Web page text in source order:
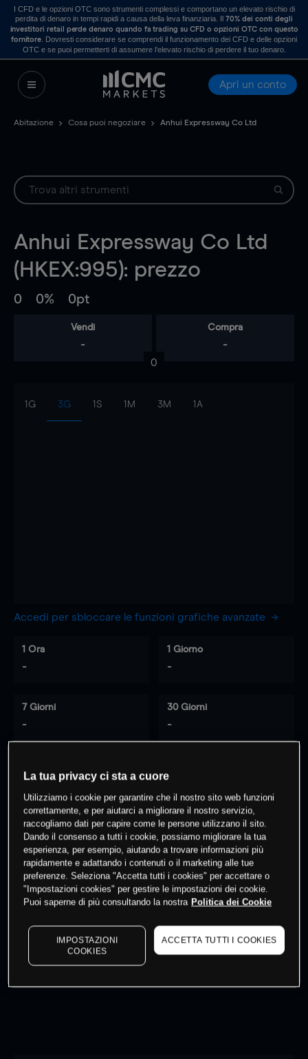
I CFD e le opzioni OTC sono strumenti complessi e comportano un elevato rischio di
perdita di denaro in tempi rapidi a causa della leva finanziaria. Il70% dei conti degli
investitori retail perde denaro quando fa trading su CFD o opzioni OTC con questo
fornitore . Dovresti considerare se comprendi il funzionamento dei CFD e delle opzioni
OTC e se puoi permetterti di assumere l’elevato rischio di perdere il tuo denaro.
Apri un conto
Abitazione Cosa puoi negoziare Anhui Expressway Co Ltd
Anhui Expressway Co Ltd
(HKEX:995): prezzo
0 0% 0pt
Vendi
-
Compra
-
0
1G 3G 1S 1M 3M 1A
Accedi per sbloccare le funzioni grafiche avanzate
1 Ora
-
1 Giorno
-
7 Giorni
-
30 Giorni
-
0 % dei clienti hanno posizioni
questo prodotto
Fai trading
I prezzi sono solo indicativi. Accediper vedere gli ultimi
dati di mercato
to see latest market data
La tua privacy ci sta a cuore
Utilizziamo i cookie per garantire che il nostro sito web funzioni
correttamente, e per aiutarci a migliorare il nostro servizio,
raccogliamo dati per capire come le persone utilizzano il sito.
Dando il consenso a tutti i cookie, possiamo migliorare la tua
esperienza, per esempio, aiutando a trovare informazioni più
rapidamente e adattando i contenuti o il marketing alle tue
preferenze. Seleziona "Accetta tutti i cookies" per accettare o
"Impostazioni cookies" per gestire le impostazioni dei cookie.
Puoi saperne di più consultando la nostra Politica dei Cookie
IMPOSTAZIONI
COOKIES
ACCETTA TUTTI I COOKIES